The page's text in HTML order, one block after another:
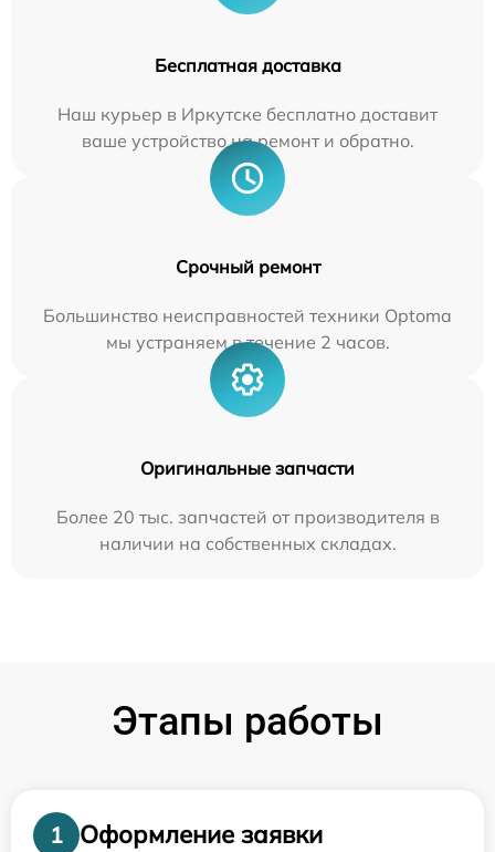
Бесплатная доставка
Наш курьер в Иркутске бесплатно доставит
ваше устройство на ремонт и обратно.
Срочный ремонт
Большинство неисправностей техники Optoma
мы устраняем в течение 2 часов.
Оригинальные запчасти
Более 20 тыс. запчастей от производителя в
наличии на собственных складах.
Этапы работы
1
Оформление заявки